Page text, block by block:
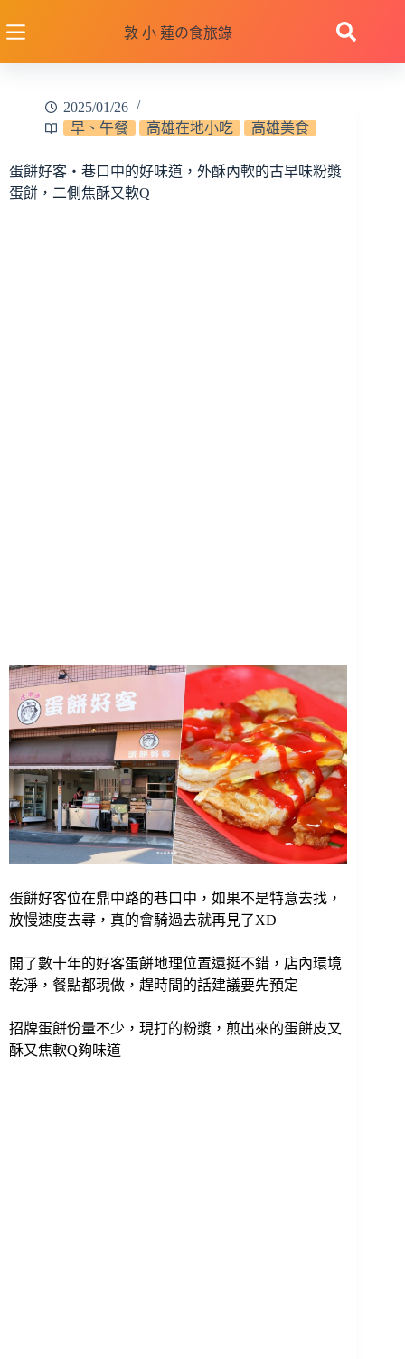
至
敦 小 蓮の食旅錄
2025/01/26
早、午餐
高雄在地小吃 高雄美食
蛋餅好客‧巷口中的好味道，外酥內軟的古早味粉漿
蛋餅，二側焦酥又軟Q
蛋餅好客位在鼎中路的巷口中，如果不是特意去找，
放慢速度去尋，真的會騎過去就再見了XD
開了數十年的好客蛋餅地理位置還挺不錯，店內環境
乾淨，餐點都現做，趕時間的話建議要先預定
招牌蛋餅份量不少，現打的粉漿，煎出來的蛋餅皮又
酥又焦軟Q夠味道